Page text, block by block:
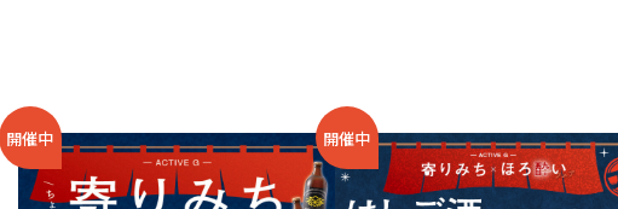
開催中 開催中